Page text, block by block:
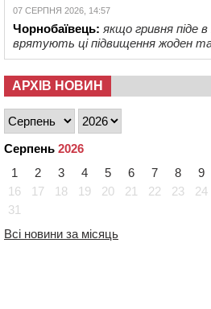
07 СЕРПНЯ 2026, 14:57
Чорнобаївець: якщо гривня піде
врятують ці підвищення жоден
АРХІВ НОВИН
Серпень 2026
1
2 3 4 5 6 7 8 9
16
17 18 19 20 21 22 23 24
31
Всі новини за місяць